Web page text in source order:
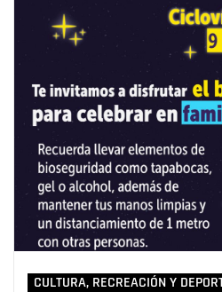
CULTURA, RECREACIÓN Y